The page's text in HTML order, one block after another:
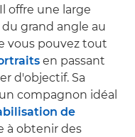
offre une large
du grand angle au
vous pouvez tout
en passant
d'objectif. Sa
compagnon idéal
de
à obtenir des